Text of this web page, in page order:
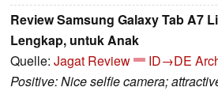
Review Samsung Galaxy Tab A7
Lengkap, untuk Anak
Quelle: Jagat Review ID→DE
Positive: Nice selfie camera;